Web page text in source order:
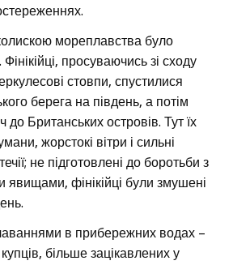
мореплавства було
просуваючись зі сходу
стовпи, спустилися
берега на південь, а потім
до Британських островів. Тут їх
жорстокі вітри і сильні
не підготовлені до боротьби з
фінікійці були змушені
в прибережних водах –
більше зацікавлених у